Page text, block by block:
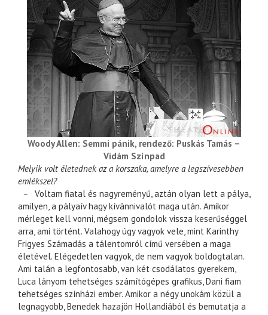
Woody Allen: Semmi pánik, rendező: Puskás Tamás –
Vidám Színpad
Melyik volt életednek az a korszaka, amelyre a legszívesebben
emlékszel?
– Voltam fiatal és nagyreményű, aztán olyan lett a pálya,
amilyen, a pályaív hagy kívánnivalót maga után. Amikor
mérleget kell vonni, mégsem gondolok vissza keserűséggel
arra, ami történt. Valahogy úgy vagyok vele, mint Karinthy
Frigyes Számadás a tálentomról című versében a maga
életével. Elégedetlen vagyok, de nem vagyok boldogtalan.
Ami talán a legfontosabb, van két csodálatos gyerekem,
Luca lányom tehetséges számítógépes grafikus, Dani fiam
tehetséges színházi ember. Amikor a négy unokám közül a
legnagyobb, Benedek hazajön Hollandiából és bemutatja a